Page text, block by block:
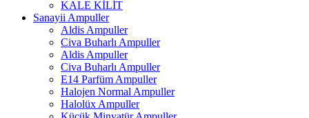
KALE KİLİT
Sanayii Ampuller
Aldis Ampuller
Civa Buharlı Ampuller
Aldis Ampuller
Civa Buharlı Ampuller
E14 Parfüm Ampuller
Halojen Normal Ampuller
Halolüx Ampuller